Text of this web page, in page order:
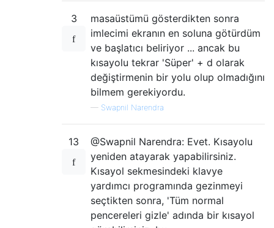
3
masaüstümü gösterdikten sonra
imlecimi ekranın en soluna götürdüm
ve başlatıcı beliriyor ... ancak bu
kısayolu tekrar 'Süper' + d olarak
değiştirmenin bir yolu olup olmadığını
bilmem gerekiyordu.
— Swapnil Narendra
13
@Swapnil Narendra: Evet. Kısayolu
yeniden atayarak yapabilirsiniz.
Kısayol sekmesindeki klavye
yardımcı programında gezinmeyi
seçtikten sonra, 'Tüm normal
pencereleri gizle' adında bir kısayol